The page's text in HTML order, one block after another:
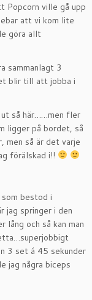
Popcorn ville gå upp
att vi kom lite
göra allt
sammanlagt 3
blir till att jobba i
ut så här……men fler
ligger på bordet, så
men så är det varje
förälskad i!!
bestod i
jag springer i den
lång och så kan man
3 set á 45 sekunder
jag några biceps